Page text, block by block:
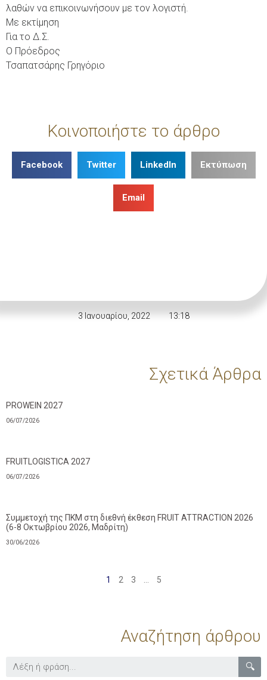
λαθών να επικοινωνήσουν με τον λογιστή.
Με εκτίμηση
Για το Δ.Σ.
Ο Πρόεδρος
Τσαπατσάρης Γρηγόριο
Κοινοποιήστε το άρθρο
Facebook Twitter LinkedIn Εκτύπωση
Email
3 Ιανουαρίου, 2022 13:18
Σχετικά Άρθρα
PROWEIN 2027
06/07/2026
FRUITLOGISTICA 2027
06/07/2026
Συμμετοχή της ΠΚΜ στη διεθνή έκθεση FRUIT ATTRACTION 2026
(6-8 Οκτωβρίου 2026, Μαδρίτη)
30/06/2026
1 2 3 5
Αναζήτηση άρθρου
🔍